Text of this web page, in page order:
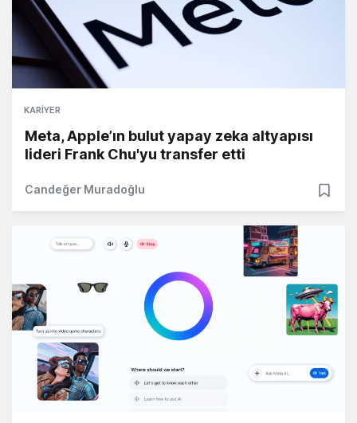
KARIYER
Meta, Apple’ın bulut yapay zeka altyapısı
lideri Frank Chu'yu transfer etti
Candeğer Muradoğlu